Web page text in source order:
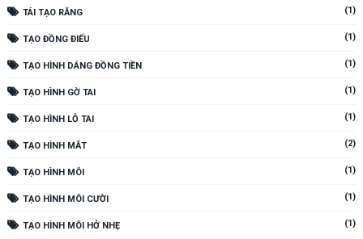
TÁI TẠO RĂNG (1)
TẠO ĐỒNG ĐIẾU (1)
TẠO HÌNH DÁNG ĐỒNG TIỀN (1)
TẠO HÌNH GỜ TAI (1)
TẠO HÌNH LỖ TAI (1)
TẠO HÌNH MẮT (2)
TẠO HÌNH MÔI (1)
TẠO HÌNH MÔI CƯỜI (1)
TẠO HÌNH MÔI HỞ NHẸ (1)